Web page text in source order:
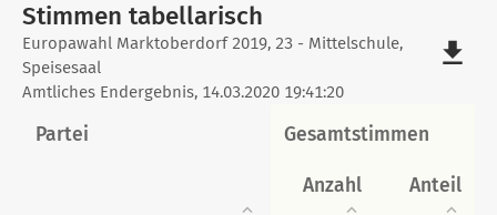
Stimmen tabellarisch
Stimmen
tabellarisch
Europawahl Marktoberdorf 2019, 23 - Mittelschule,
Speisesaal
Amtliches Endergebnis, 14.03.2020 19:41:20
file_download
Partei Gesamtstimmen
Anzahl Anteil